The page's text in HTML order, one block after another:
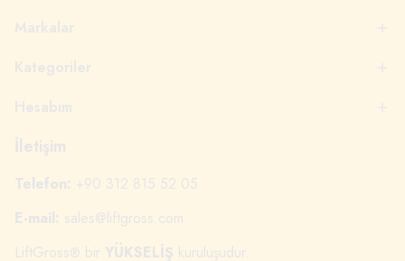
İletişim
Telefon: +90 312 815 52 05
E-mail: sales@liftgross.com
LiftGross® bir YÜKSELİŞ kuruluşudur.